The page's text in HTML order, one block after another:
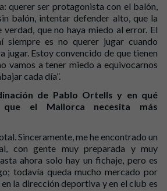
querer ser protagonista con el balón,
balón, intentar defender alto, que la
que no haya miedo al error. El
siempre es no querer jugar cuando
jugar. Estoy convencido de que tienen
vamos a tener miedo a equivocarnos
cada día”.
de Pablo Ortells y en qué
que el Mallorca necesita más
Sinceramente, me he encontrado un
con gente muy preparada y muy
ahora solo hay un fichaje, pero es
todavía queda mucho mercado por
la dirección deportiva y en el club es